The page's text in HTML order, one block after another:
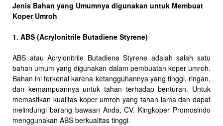
Jenis Bahan yang Umumnya digunakan untuk Membuat
Koper Umroh
1. ABS (Acrylonitrile Butadiene Styrene)
ABS atau Acrylonitrile Butadiene Styrene adalah salah satu
bahan umum yang digunakan dalam pembuatan koper umroh.
Bahan ini terkenal karena ketangguhannya yang tinggi, ringan,
dan kemampuannya untuk tahan terhadap benturan. Untuk
memastikan kualitas koper umroh yang tahan lama dan dapat
melindungi barang bawaan Anda, CV. Kingkoper Promosindo
menggunakan ABS berkualitas tinggi.